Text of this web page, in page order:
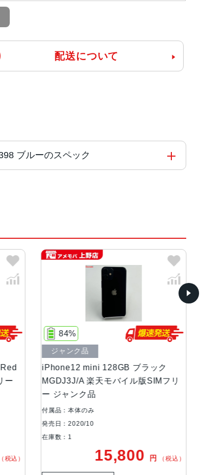
配送について
ブルーのスペック
込）
iPhone12 mini 128GB ブラック
MGDJ3J/A 楽天モバイル版SIMフリ
ー ジャンク品
84%
ジャンク品
付属品：本体のみ
発売日：2020/10
在庫数：1
15,800円 （税込）